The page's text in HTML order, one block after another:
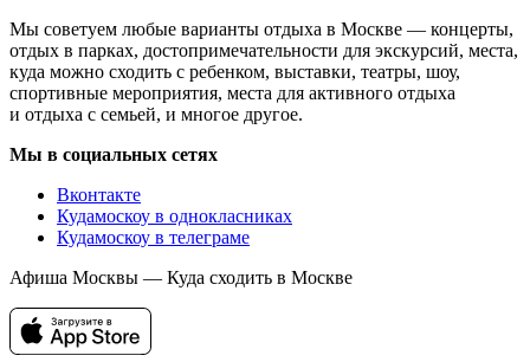
Мы советуем любые варианты отдыха в Москве — концерты,
отдых в парках, достопримечательности для экскурсий, места,
куда можно сходить с ребенком, выставки, театры, шоу,
спортивные мероприятия, места для активного отдыха
и отдыха с семьей, и многое другое.
Мы в социальных сетях
Вконтакте
Кудамоскоу в однокласниках
Кудамоскоу в телеграме
Афиша Москвы — Куда сходить в Москве